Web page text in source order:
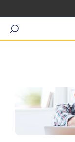
search